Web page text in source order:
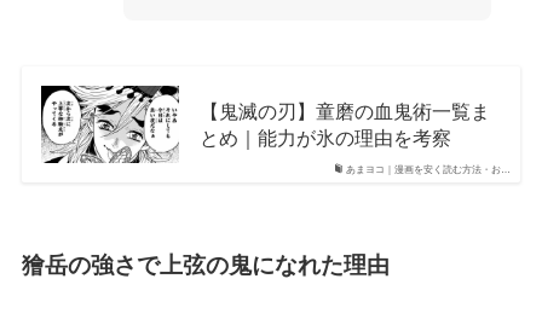
あまヨコ｜漫画を安く読む方法・お…
【鬼滅の刃】童磨の血鬼術一覧ま
とめ｜能力が氷の理由を考察
獪岳の強さで上弦の鬼になれた理由